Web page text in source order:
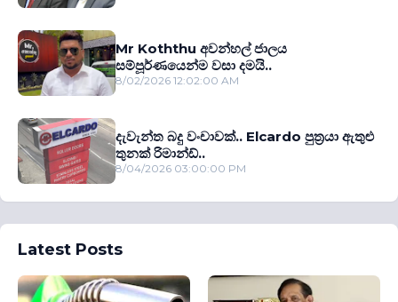
Mr Koththu අවන්හල් ජාලය
සම්පූර්ණයෙන්ම වසා දමයි..
8/02/2026 12:02:00 AM
දැවැන්ත බදු වංචාවක්.. Elcardo පුත‍්‍රයා ඇතුළු
තුනක් රිමාන්ඩ්..
8/04/2026 03:00:00 PM
Latest Posts